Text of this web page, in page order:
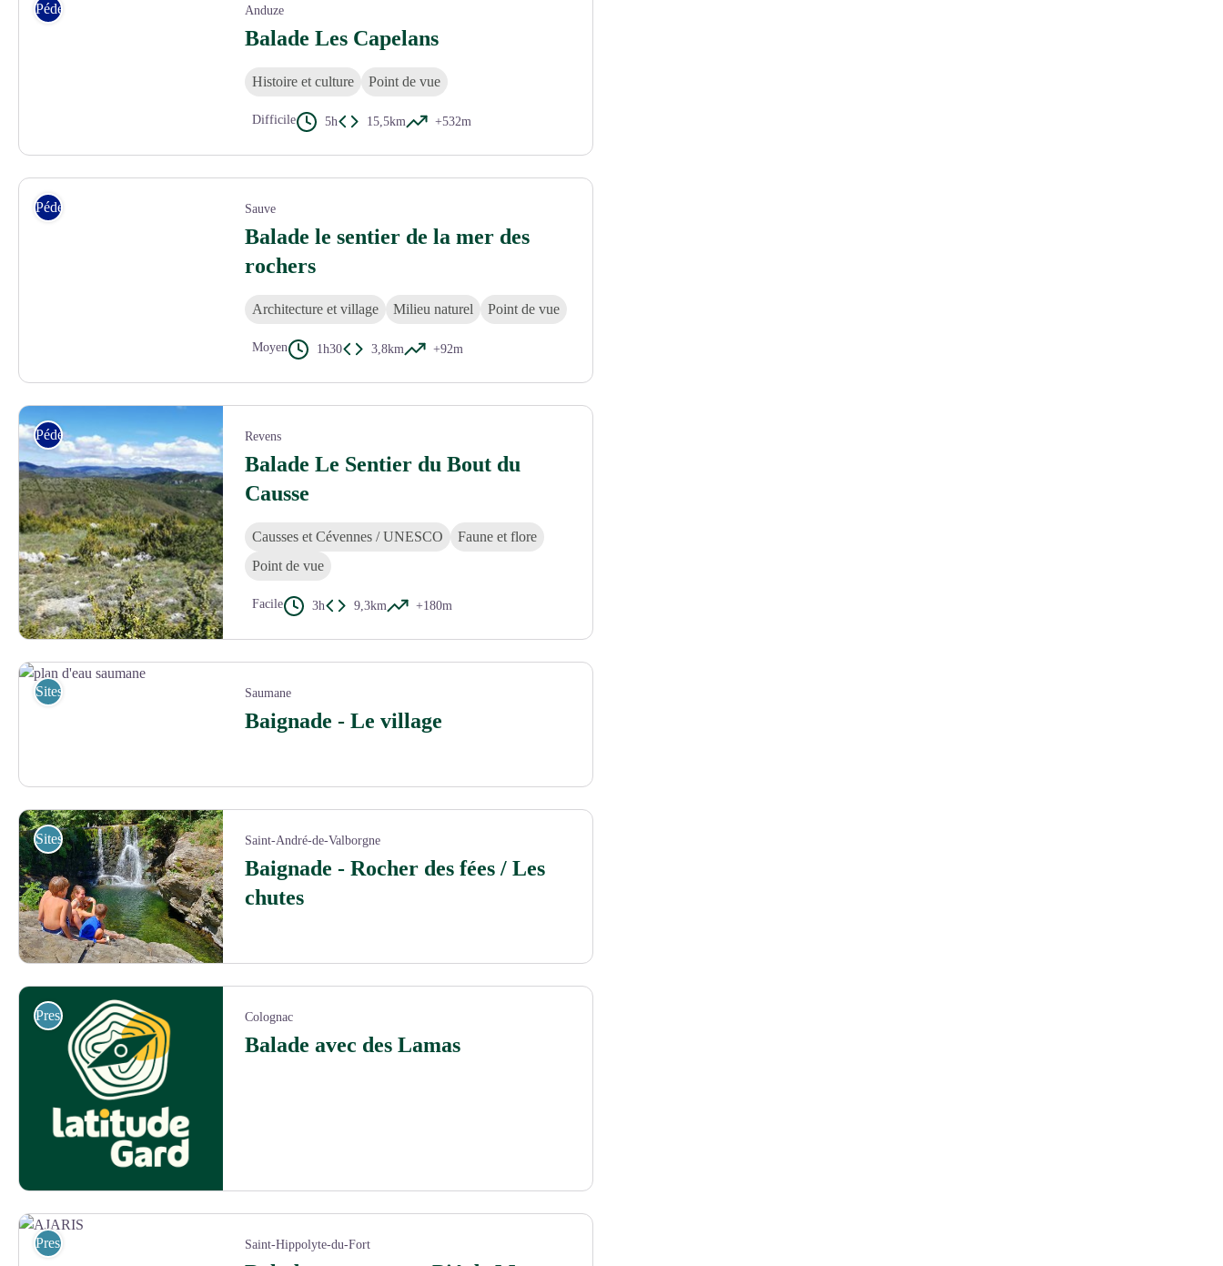
Pédestre Anduze
Balade Les Capelans
Histoire et culture Point de vue
Difficile 5h 15,5km +532m
Pédestre Sauve
Balade le sentier de la mer des
rochers
Architecture et village Milieu naturel Point de vue
Moyen 1h30 3,8km +92m
Pédestre Revens
Balade Le Sentier du Bout du
Causse
Causses et Cévennes / UNESCO
Faune et flore
Point de vue
Facile 3h 9,3km +180m
Sites de visites Saumane
Baignade - Le village
Sites de visites Saint-André-de-Valborgne
Baignade - Rocher des fées / Les
chutes
Prestataires pleine nature Colognac
Balade avec des Lamas
Prestataires pleine nature Saint-Hippolyte-du-Fort